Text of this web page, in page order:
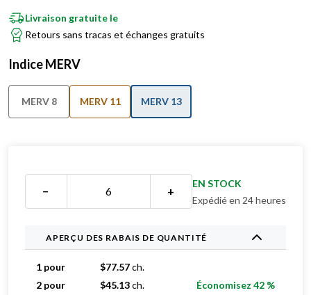
Livraison gratuite le
Retours sans tracas et échanges gratuits
Indice MERV
MERV 8 MERV 11 MERV 13
− +
EN STOCK
Expédié en 24 heures
APERÇU DES RABAIS DE QUANTITÉ
1 pour $77.57ch.
2 pour
$45.13ch.
Économisez 42 %